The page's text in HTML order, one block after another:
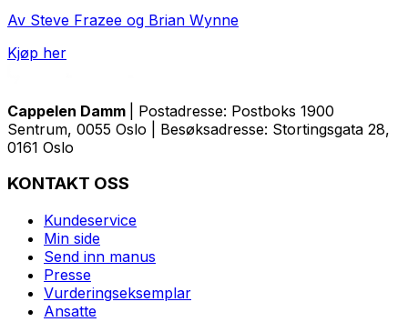
Av Steve Frazee og Brian Wynne
Kjøp her
Cappelen Damm
| Postadresse: Postboks 1900
Sentrum, 0055 Oslo | Besøksadresse: Stortingsgata 28,
0161 Oslo
KONTAKT OSS
Kundeservice
Min side
Send inn manus
Presse
Vurderingseksemplar
Ansatte